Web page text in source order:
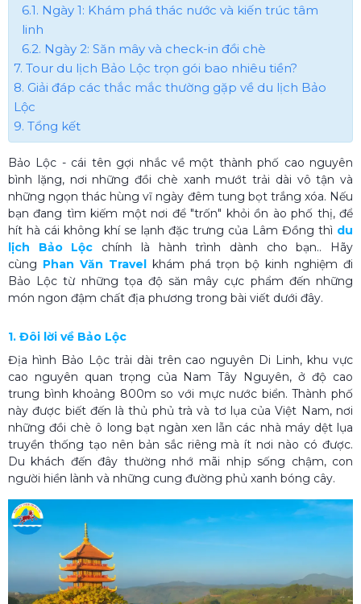
6.1. Ngày 1: Khám phá thác nước và kiến trúc tâm
linh
6.2. Ngày 2: Săn mây và check-in đồi chè
7. Tour du lịch Bảo Lộc trọn gói bao nhiêu tiền?
8. Giải đáp các thắc mắc thường gặp về du lịch Bảo
Lộc
9. Tổng kết
Bảo Lộc - cái tên gợi nhắc về một thành phố cao nguyên
bình lặng, nơi những đồi chè xanh mướt trải dài vô tận và
những ngọn thác hùng vĩ ngày đêm tung bọt trắng xóa. Nếu
bạn đang tìm kiếm một nơi để "trốn" khỏi ồn ào phố thị, để
hít hà cái không khí se lạnh đặc trưng của Lâm Đồng thì du
lịch Bảo Lộc chính là hành trình dành cho bạn.. Hãy
cùng Phan Văn Travelkhám phá trọn bộ kinh nghiệm đi
Bảo Lộc từ những tọa độ săn mây cực phẩm đến những
món ngon đậm chất địa phương trong bài viết dưới đây.
1. Đôi lời về Bảo Lộc
Địa hình Bảo Lộc trải dài trên cao nguyên Di Linh, khu vực
cao nguyên quan trọng của Nam Tây Nguyên, ở độ cao
trung bình khoảng 800m so với mực nước biển. Thành phố
này được biết đến là thủ phủ trà và tơ lụa của Việt Nam, nơi
những đồi chè ô long bạt ngàn xen lẫn các nhà máy dệt lụa
truyền thống tạo nên bản sắc riêng mà ít nơi nào có được.
Du khách đến đây thường nhớ mãi nhịp sống chậm, con
người hiền lành và những cung đường phủ xanh bóng cây.